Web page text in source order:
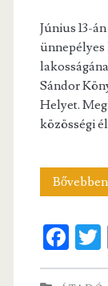
Június 13-
ünnepélyes
Sándor
Helyet.
közösségi
Bővebben
Fa
ce